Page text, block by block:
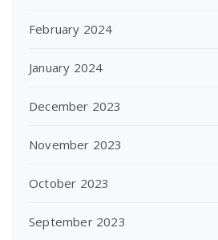
February 2024
January 2024
December 2023
November 2023
October 2023
September 2023